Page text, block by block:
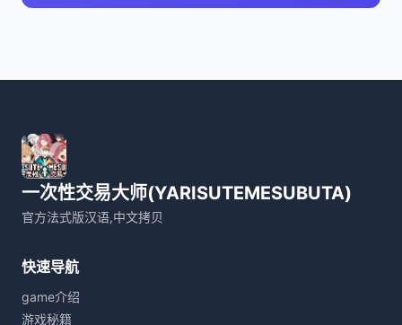
一次性交易大师(YARISUTEMESUBUTA)
官方法式版汉语,中文拷贝
快速导航
game介绍
游戏秘籍